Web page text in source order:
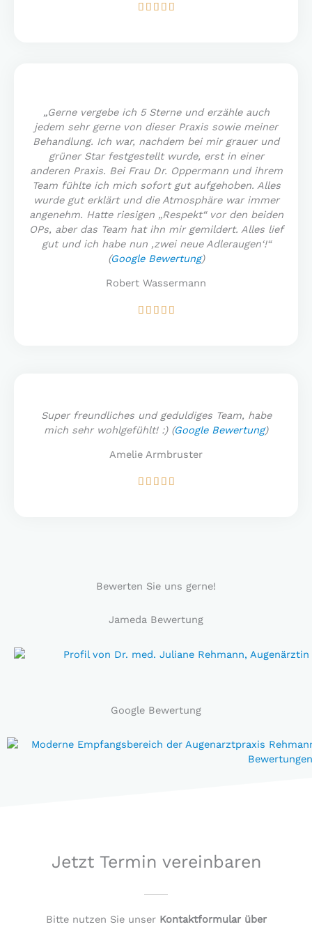
    Bewertet
„Gerne vergebe ich 5 Sterne und erzähle auch
jedem sehr gerne von dieser Praxis sowie meiner
Behandlung. Ich war, nachdem bei mir grauer und
grüner Star festgestellt wurde, erst in einer
anderen Praxis. Bei Frau Dr. Oppermann und ihrem
Team fühlte ich mich sofort gut aufgehoben. Alles
wurde gut erklärt und die Atmosphäre war immer
angenehm. Hatte riesigen „Respekt“ vor den beiden
OPs, aber das Team hat ihn mir gemildert. Alles lief
gut und ich habe nun ‚zwei neue Adleraugen‘!“
(Google Bewertung)
Robert Wassermann
    Bewertet
Super freundliches und geduldiges Team, habe
mich sehr wohlgefühlt! :) (Google Bewertung)
Amelie Armbruster
    Bewertet
Bewerten Sie uns gerne!
Jameda Bewertung
Google Bewertung
Jetzt Termin vereinbaren
Bitte nutzen Sie unser Kontaktformular über